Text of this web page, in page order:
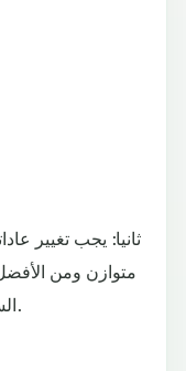
ثانيا: يجب تغيير
متوازن ومن الأفضل
السريعة والمشروبات الغازية من حميتك.